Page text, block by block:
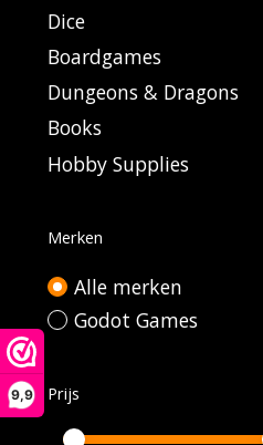
9,9
Dice
Boardgames
Dungeons & Dragons
Books
Hobby Supplies
Merken
Alle merken
Godot Games
Prijs